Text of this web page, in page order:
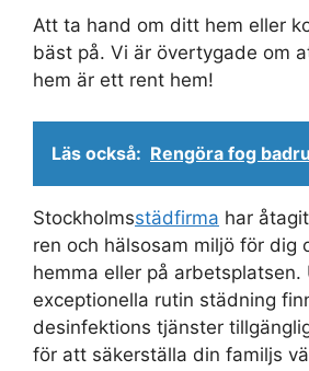
Att ta hand om ditt hem eller
bäst på. Vi är övertygade om
hem är ett rent hem!
Läs också: Rengöra fog
Stockholmsstädfirma har
ren och hälsosam miljö för dig
hemma eller på arbetsplatsen.
exceptionella rutin städning
desinfektions tjänster
för att säkerställa din familjs